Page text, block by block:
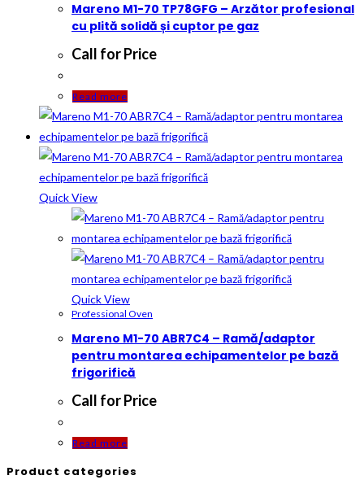
Mareno M1-70 TP78GFG – Arzător profesional
cu plită solidă și cuptor pe gaz
Call for Price
Read more
Quick View
Quick View
Professional Oven
Mareno M1-70 ABR7C4 – Ramă/adaptor
pentru montarea echipamentelor pe bază
frigorifică
Call for Price
Read more
Product categories